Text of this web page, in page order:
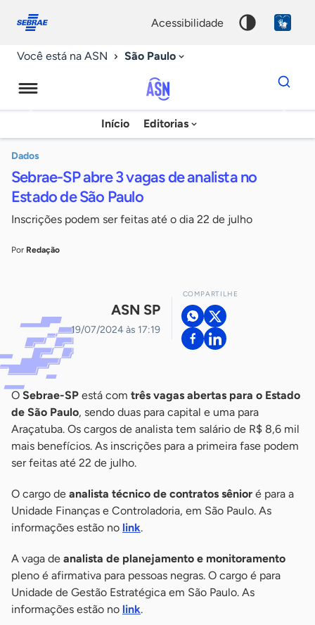
conosco
acessibilidade
Você está na ASN São Paulo
Agência
Sebrae
Notícias
Início Editorias
Dados
para
chave
Dados
Sebrae-SP abre 3 vagas de analista no
Estado de São Paulo
Inscrições podem ser feitas até o dia 22 de julho
Por Redação
ASN SP
19/07/2024 às 17:19
COMPARTILHE
O Sebrae-SP está com três vagas abertas para o Estado
de São Paulo, sendo duas para capital e uma para
Araçatuba. Os cargos de analista tem salário de R$ 8,6 mil
mais benefícios. As inscrições para a primeira fase podem
ser feitas até 22 de julho.
O cargo de analista técnico de contratos sênior é para a
Unidade Finanças e Controladoria, em São Paulo. As
informações estão no link.
A vaga de analista de planejamento e monitoramento
pleno é afirmativa para pessoas negras. O cargo é para
Unidade de Gestão Estratégica em São Paulo. As
informações estão no link.